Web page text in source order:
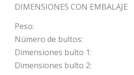
DIMENSIONES CON EMBALAJE
Peso:
Número de bultos:
Dimensiones bulto 1:
Dimensiones bulto 2: